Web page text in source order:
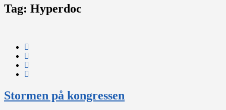
Tag: Hyperdoc
Stormen på kongressen